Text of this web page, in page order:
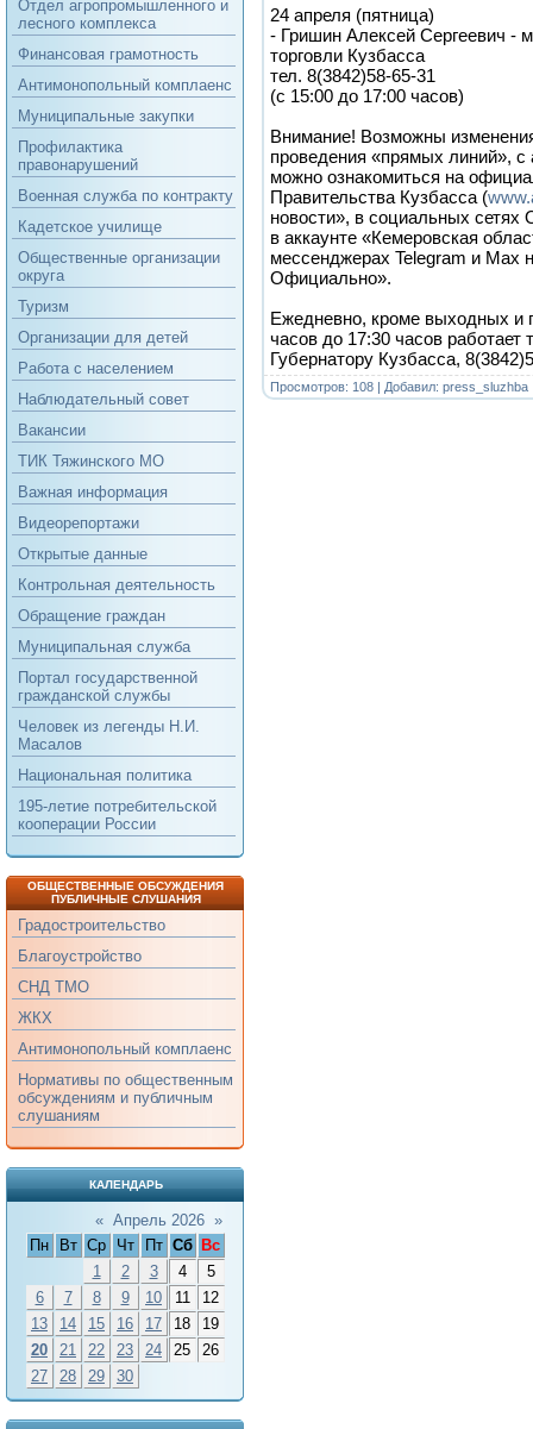
Отдел агропромышленного и
лесного комплекса
Финансовая грамотность
Антимонопольный комплаенс
Муниципальные закупки
Профилактика
правонарушений
Военная служба по контракту
Кадетское училище
Общественные организации
округа
Туризм
Организации для детей
Работа с населением
Наблюдательный совет
Вакансии
ТИК Тяжинского МО
Важная информация
Видеорепортажи
Открытые данные
Контрольная деятельность
Обращение граждан
Муниципальная служба
Портал государственной
гражданской службы
Человек из легенды Н.И.
Масалов
Национальная политика
195-летие потребительской
кооперации России
ОБЩЕСТВЕННЫЕ ОБСУЖДЕНИЯ
ПУБЛИЧНЫЕ СЛУШАНИЯ
Градостроительство
Благоустройство
СНД ТМО
ЖКХ
Антимонопольный комплаенс
Нормативы по общественным
обсуждениям и публичным
слушаниям
КАЛЕНДАРЬ
« Апрель 2026 »
Пн
Вт Ср Чт Пт Сб
Вс
1
2 3 4
5
6
7 8 9 10 11
12
13
14 15 16 17 18
19
20
21 22 23 24 25
26
27
28 29 30
24 апреля (пятница)
- Гришин Алексей Сергеевич -
торговли Кузбасса
тел. 8(3842)58-65-31
(с 15:00 до 17:00 часов)
Внимание! Возможны
проведения «прямых линий»,
можно ознакомиться на
Правительства Кузбасса (
новости», в социальных сетях
в аккаунте «Кемеровская
мессенджерах Telegram и Max
Официально».
Ежедневно, кроме выходных и
часов до 17:30 часов
Губернатору Кузбасса,
Просмотров: 108 | Добавил: press_sluzhba